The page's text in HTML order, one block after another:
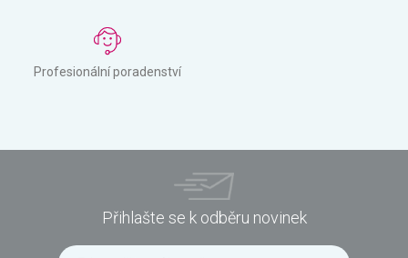
Profesionální poradenství
Přihlašte se k odběru novinek